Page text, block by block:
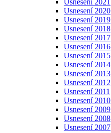
Usnesení 2021
Usnesení 2020
Usnesení 2019
Usnesení 2018
Usnesení 2017
Usnesení 2016
Usnesení 2015
Usnesení 2014
Usnesení 2013
Usnesení 2012
Usnesení 2011
Usnesení 2010
Usnesení 2009
Usnesení 2008
Usnesení 2007